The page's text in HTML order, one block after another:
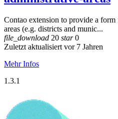
Contao extension to provide a
areas (e.g. districts and munic...
file_download 20 star0
Zuletzt aktualisiert vor 7 Jahren
Mehr Infos
1.3.1